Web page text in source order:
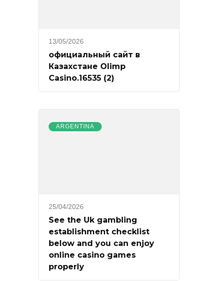
13/05/2026
официальный сайт в
Казахстане Olimp
Casino.16535 (2)
ARGENTINA
25/04/2026
See the Uk gambling
establishment checklist
below and you can enjoy
online casino games
properly